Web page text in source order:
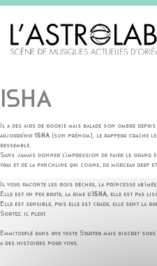
ISHA
Il a des airs de rookie mais balade son ombre
aujourd’hui
ISHA (son prénom), le rappeur crache le
ressemble.
Sans jamais donner l’impression de faire le grand
vrai et de la punchline qui cogne, du morceau deep
Il vous raconte les rois déchus, la princesse
Elle est un peu brute, la rime d’ ISHA, elle est pas
Elle est sensible, puis elle est crade, elle sent la
Sortez, il pleut.
Emmitouflé dans une veste Starter mais discret
a des histoires pour vous.